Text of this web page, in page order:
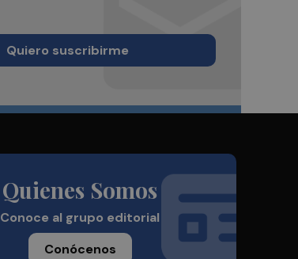
Quiero suscribirme
Quienes Somos
Conoce al grupo editorial
Conócenos